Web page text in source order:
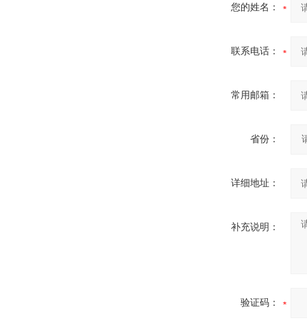
您的姓名：
联系电话：
常用邮箱：
省份：
详细地址：
补充说明：
验证码：